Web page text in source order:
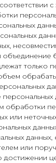
только
обработки
или
или
достижении